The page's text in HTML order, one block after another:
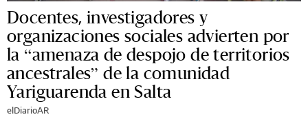
Docentes, investigadores y
organizaciones sociales advierten por
la “amenaza de despojo de territorios
ancestrales” de la comunidad
Yariguarenda en Salta
elDiarioAR